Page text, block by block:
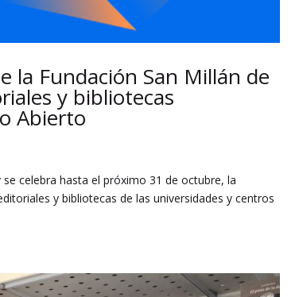
la Fundación San Millán de
y bibliotecas
Abierto
celebra hasta el próximo 31 de octubre, la
y bibliotecas de las universidades y centros